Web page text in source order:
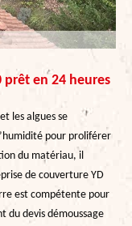
prêt en 24 heures
les algues se
pour proliférer
du matériau, il
de couverture YD
est compétente pour
du devis démoussage